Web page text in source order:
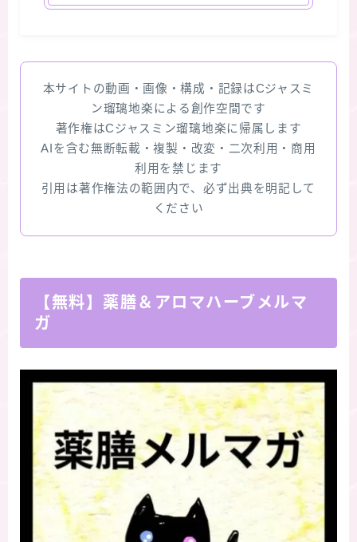
本サイトの動画・画像・構成・記録はCジャスミ
ン瑠璃地楽による創作空間です
著作権はCジャスミン瑠璃地楽に帰属します
AIを含む無断転載・複製・改変・二次利用・商用
利用を禁じます
引用は著作権法の範囲内で、必ず出典を明記して
ください
【無料】薬膳＆アロマハーブメルマ
ガ